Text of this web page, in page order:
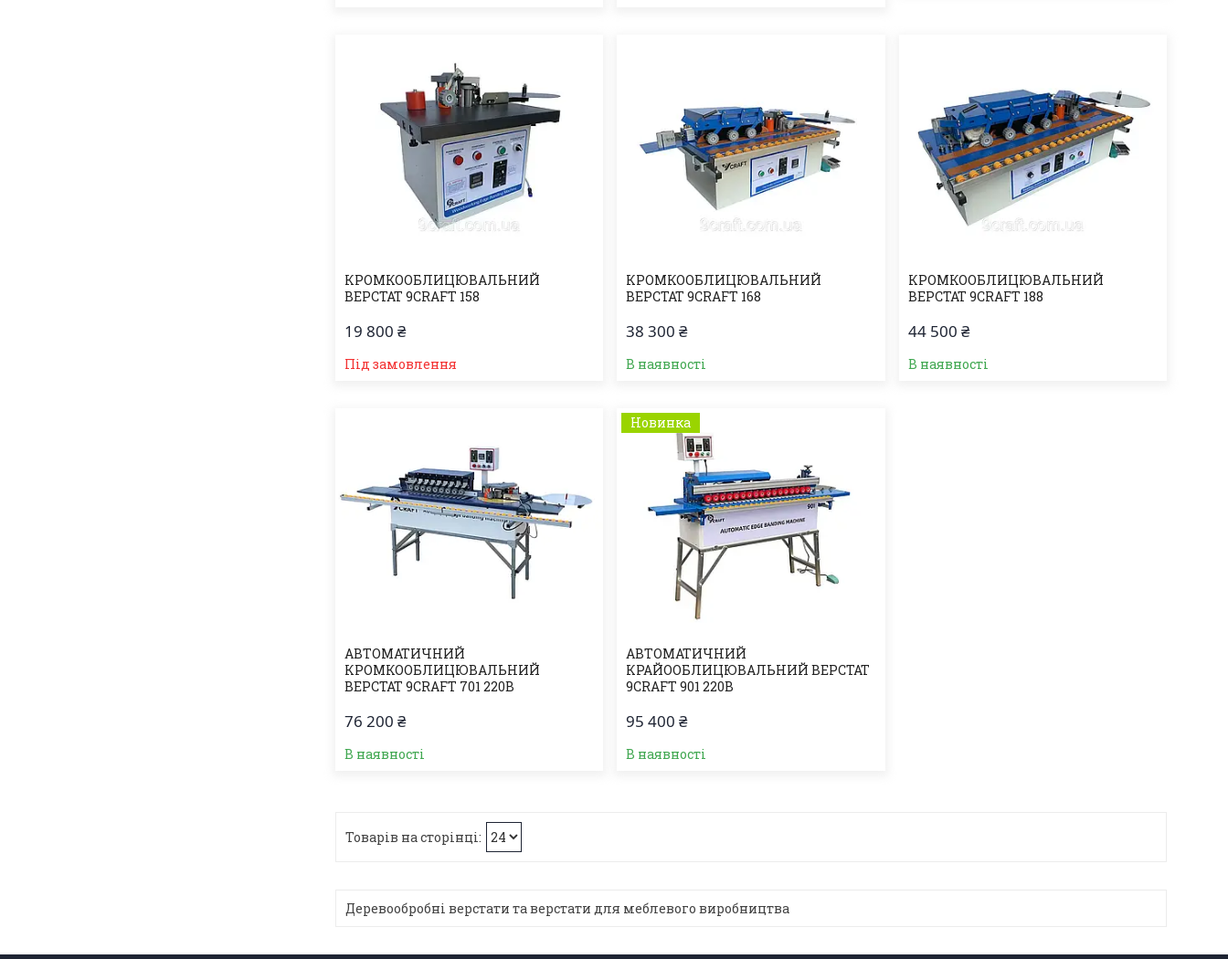
КРОМКООБЛИЦЮВАЛЬНИЙ
ВЕРСТАТ 9CRAFT 158
19 800 ₴
Під замовлення
КРОМКООБЛИЦЮВАЛЬНИЙ
ВЕРСТАТ 9CRAFT 168
38 300 ₴
В наявності
КРОМКООБЛИЦЮВАЛЬНИЙ
ВЕРСТАТ 9CRAFT 188
44 500 ₴
В наявності
АВТОМАТИЧНИЙ
КРОМКООБЛИЦЮВАЛЬНИЙ
ВЕРСТАТ 9CRAFT 701 220В
76 200 ₴
В наявності
Новинка
АВТОМАТИЧНИЙ
КРАЙООБЛИЦЮВАЛЬНИЙ ВЕРСТАТ
9CRAFT 901 220В
95 400 ₴
В наявності
Деревообробні верстати та верстати для меблевого виробництва